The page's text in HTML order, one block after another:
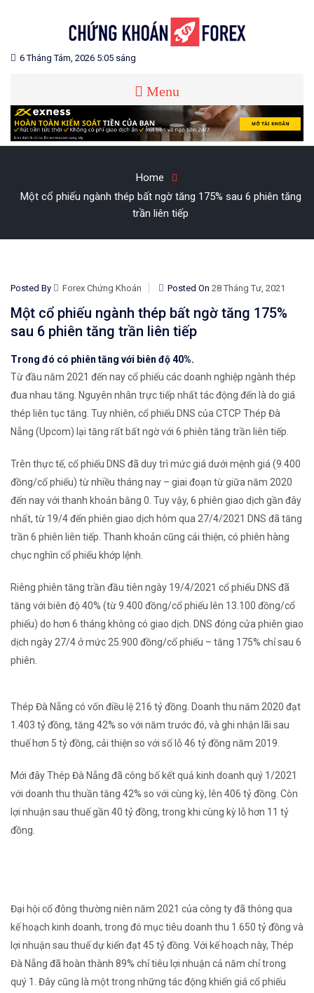
CHỨNG KHOÁN FOREX
Blog chia sẻ về Chứng Khoán và Forex
6 Tháng Tám, 2026 5:05 sáng
Menu
Home
Một cổ phiếu ngành thép bất ngờ tăng 175% sau 6 phiên tăng
trần liên tiếp
Posted By Forex Chứng Khoán Posted On 28 Tháng Tư, 2021
Một cổ phiếu ngành thép bất ngờ tăng 175%
sau 6 phiên tăng trần liên tiếp
Trong đó có phiên tăng với biên độ 40%.
Từ đầu năm 2021 đến nay cổ phiếu các doanh nghiệp ngành thép
đua nhau tăng. Nguyên nhân trực tiếp nhất tác động đến là do giá
thép liên tục tăng. Tuy nhiên, cổ phiếu DNS của CTCP Thép Đà
Nẵng (Upcom) lại tăng rất bất ngờ với 6 phiên tăng trần liên tiếp.
Trên thực tế, cổ phiếu DNS đã duy trì mức giá dưới mệnh giá (9.400
đồng/cổ phiếu) từ nhiều tháng nay – giai đoạn từ giữa năm 2020
đến nay với thanh khoản bằng 0. Tuy vậy, 6 phiên giao dịch gần đây
nhất, từ 19/4 đến phiên giao dịch hôm qua 27/4/2021 DNS đã tăng
trần 6 phiên liên tiếp. Thanh khoản cũng cải thiện, có phiên hàng
chục nghìn cổ phiếu khớp lệnh.
Riêng phiên tăng trần đầu tiên ngày 19/4/2021 cổ phiếu DNS đã
tăng với biên độ 40% (từ 9.400 đồng/cổ phiếu lên 13.100 đồng/cổ
phiếu) do hơn 6 tháng không có giao dịch. DNS đóng cửa phiên giao
dịch ngày 27/4 ở mức 25.900 đồng/cổ phiếu – tăng 175% chỉ sau 6
phiên.
Thép Đà Nẵng có vốn điều lệ 216 tỷ đồng. Doanh thu năm 2020 đạt
1.403 tỷ đồng, tăng 42% so với năm trước đó, và ghi nhận lãi sau
thuế hơn 5 tỷ đồng, cải thiện so với số lỗ 46 tỷ đồng năm 2019.
Mới đây Thép Đà Nẵng đã công bố kết quả kinh doanh quý 1/2021
với doanh thu thuần tăng 42% so với cùng kỳ, lên 406 tỷ đồng. Còn
lợi nhuận sau thuế gần 40 tỷ đồng, trong khi cùng kỳ lỗ hơn 11 tỷ
đồng.
Đại hội cổ đông thường niên năm 2021 của công ty đã thông qua
kế hoạch kinh doanh, trong đó mục tiêu doanh thu 1.650 tỷ đồng và
lợi nhuận sau thuế dự kiến đạt 45 tỷ đồng. Với kế hoạch này, Thép
Đà Nẵng đã hoàn thành 89% chỉ tiêu lợi nhuận cả năm chỉ trong
quý 1. Đây cũng là một trong những tác động khiến giá cổ phiếu